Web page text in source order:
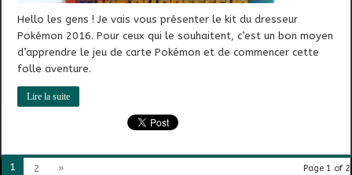
Hello les gens ! Je vais vous présenter le kit du dresseur
Pokémon 2016. Pour ceux qui le souhaitent, c’est un bon moyen
d’apprendre le jeu de carte Pokémon et de commencer cette
folle aventure.
Lire la suite
Page 1 of 2
1 2 »